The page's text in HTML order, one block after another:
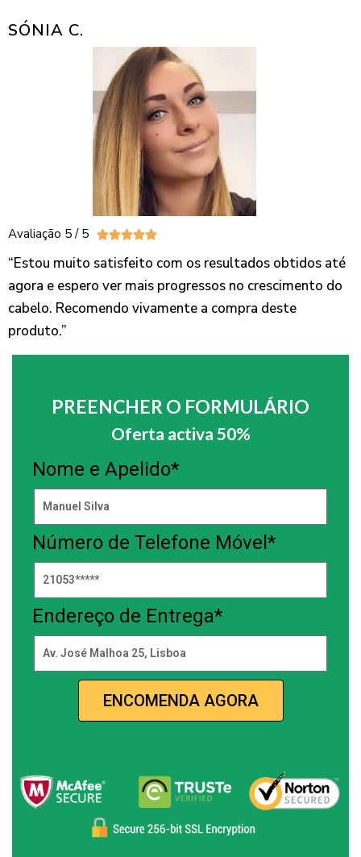
SÓNIA C.
Avaliação 5 / 5 
“Estou muito satisfeito com os resultados obtidos até
agora e espero ver mais progressos no crescimento do
cabelo. Recomendo vivamente a compra deste
produto.”
PREENCHER O FORMULÁRIO
Oferta activa 50%
Nome e Apelido*
Número de Telefone Móvel*
Endereço de Entrega*
ENCOMENDA AGORA